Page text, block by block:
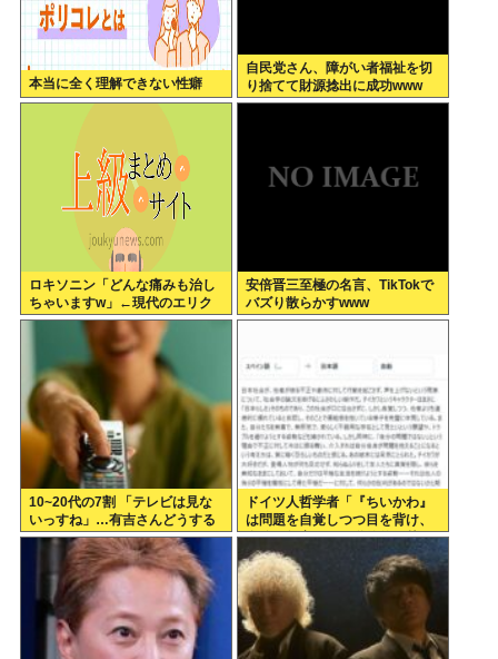
本当に全く理解できない性癖
自民党さん、障がい者福祉を切
り捨てて財源捻出に成功www
ロキソニン「どんな痛みも治し
ちゃいますw」←現代のエリク
サーやろ…
安倍晋三至極の名言、TikTokで
バズり散らかすwww
10~20代の7割 「テレビは見な
いっすね」…有吉さんどうする
のこれ
ドイツ人哲学者「『ちいかわ』
は問題を自覚しつつ目を背け、
自分は無害という道徳的優越
感、堕落する国家日本そのもの
だ」